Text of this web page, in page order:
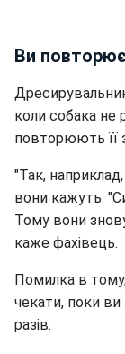
Ви
коли собака не
повторюють її
"Так,
вони кажуть:
Тому вони
каже фахівець.
Помилка в
чекати, поки ви
разів.